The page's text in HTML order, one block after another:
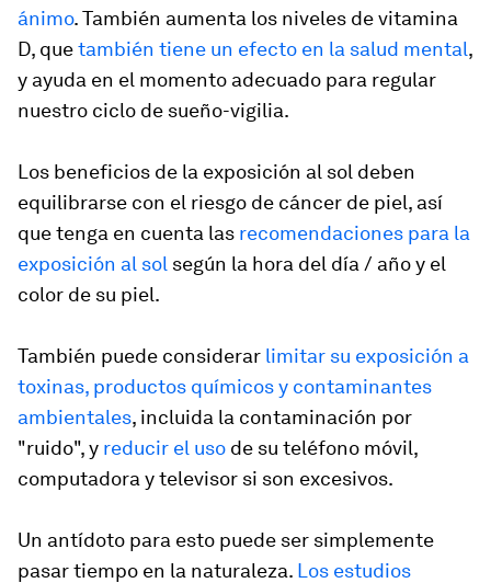
ánimo. También aumenta los niveles de vitamina
D, quetambién tiene un efecto en la salud mental,
y ayuda en el momento adecuado para regular
nuestro ciclo de sueño-vigilia.
Los beneficios de la exposición al sol deben
equilibrarse con el riesgo de cáncer de piel, así
que tenga en cuenta las recomendaciones para la
exposición al sol según la hora del día / año y el
color de su piel.
También puede considerar limitar su exposición a
toxinas, productos químicos y contaminantes
ambientales, incluida la contaminación por
"ruido", y reducir el uso de su teléfono móvil,
computadora y televisor si son excesivos.
Un antídoto para esto puede ser simplemente
pasar tiempo en la naturaleza. Los estudios